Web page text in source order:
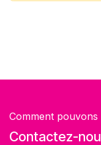
Comment pouvons
Contactez-